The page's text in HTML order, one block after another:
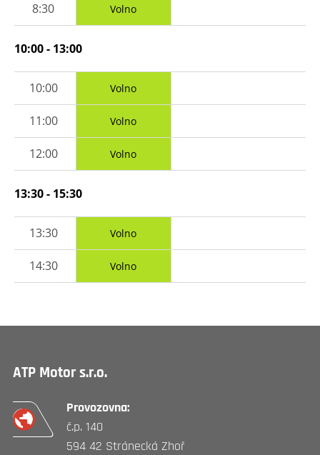
8:30 Volno
10:00 - 13:00
10:00 Volno
11:00 Volno
12:00 Volno
13:30 - 15:30
13:30 Volno
14:30 Volno
ATP Motor s.r.o.
Provozovna:
č.p. 140
594 42 Stránecká Zhoř